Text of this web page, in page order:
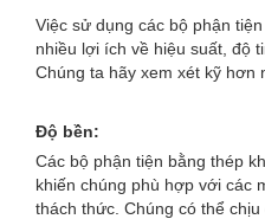
Việc sử dụng các bộ phận
nhiều lợi ích về hiệu suất, độ
Chúng ta hãy xem xét kỹ hơn
Độ bền:
Các bộ phận tiện bằng thép
khiến chúng phù hợp với các
thách thức. Chúng có thể